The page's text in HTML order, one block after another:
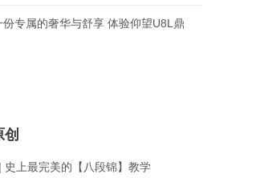
份专属的奢华与舒享 体验仰望U8L鼎
创
| 史上最完美的【八段锦】教学